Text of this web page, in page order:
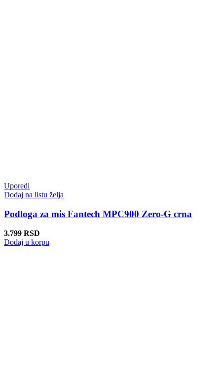
Uporedi
Dodaj na listu želja
Podloga za mis Fantech MPC900 Zero-G crna
3.799 RSD
Dodaj u korpu